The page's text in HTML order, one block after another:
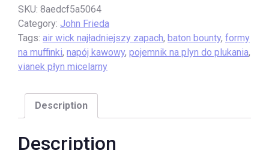
SKU: 8aedcf5a5064
Category: John Frieda
Tags: air wick najładniejszy zapach, baton bounty, formy
na muffinki, napój kawowy, pojemnik na plyn do plukania,
vianek płyn micelarny
Description
Description